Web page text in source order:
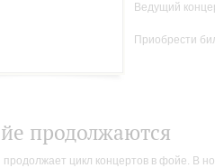
Ведущий
Приобрести
продолжаются
цикл концертов в фойе. В